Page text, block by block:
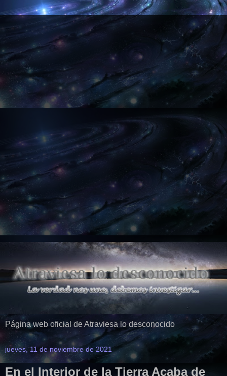
Página web oficial de Atraviesa lo desconocido
jueves, 11 de noviembre de 2021
En el Interior de la Tierra Acaba de